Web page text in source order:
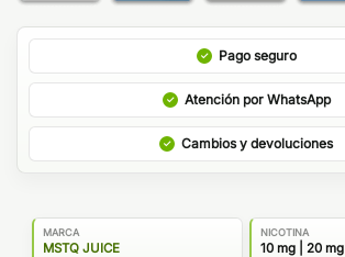
Pago seguro
Atención por WhatsApp
Cambios y devoluciones
MARCA
MSTQ JUICE
NICOTINA
10 mg | 20 mg